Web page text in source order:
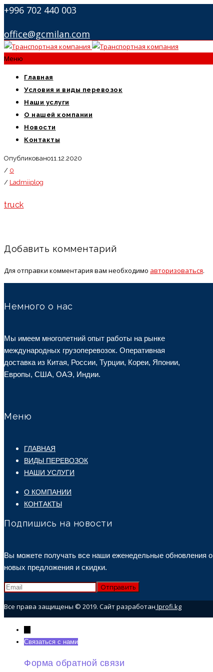
+996 702 440 003
office@gcmilan.com
Меню
Главная
Условия и виды перевозок
Наши услуги
О нашей компании
Новости
Контакты
Опубликовано11.12.2020
/ 0
/ Ladmiiplog
truck
Добавить комментарий
Для отправки комментария вам необходимо авторизоваться.
Немного о нас
Мы имеем многолетний опыт работы на рынке
международных грузоперевозок. Оперативная
доставка из Китая, России, Турции, Кореи, Японии,
Европы, США, ОАЭ, Индии.
Меню
ГЛАВНАЯ
ВИДЫ ПЕРЕВОЗОК
НАШИ УСЛУГИ
О КОМПАНИИ
КОНТАКТЫ
Подпишись на новости
Вы можете получать все наши еженедельные обновления о
новых предложения и скидки.
Все права защищены © 2019. Сайт разработан Iprofi.kg
Связаться с нами
Форма обратной связи